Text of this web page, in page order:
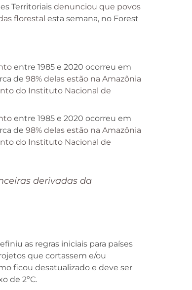
Territoriais denunciou que povos
florestal esta semana, no Forest
entre 1985 e 2020 ocorreu em
de 98% delas estão na Amazônia
do Instituto Nacional de
entre 1985 e 2020 ocorreu em
de 98% delas estão na Amazônia
do Instituto Nacional de
derivadas da
as regras iniciais para países
que cortassem e/ou
ficou desatualizado e deve ser
de 2ºC.